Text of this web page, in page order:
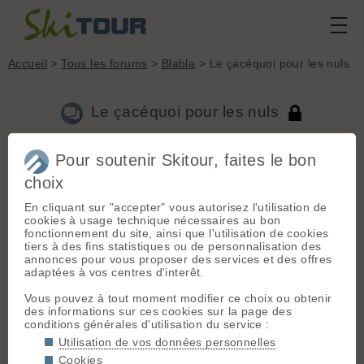
Accueil >Tous les forums > Blabla > Le çacéquoi pour les nuls
Le çacéquoi pour les nuls
Aller à la page :
Nouveau sujet
Voir tous les sujets Chercher Archives
Y
Yom05[1216posts] - Le 01/09/2011 19:52
De 2 Suisses ???
sebo73- Le 01/09/2011 21:06
skieur et raquettiste?
Pour soutenir Skitour, faites le bon
choix
En cliquant sur "accepter" vous autorisez l'utilisation de
cookies à usage technique nécessaires au bon
fonctionnement du site, ainsi que l'utilisation de cookies
tiers à des fins statistiques ou de personnalisation des
annonces pour vous proposer des services et des offres
adaptées à vos centres d'interêt.
Vous pouvez à tout moment modifier ce choix ou obtenir
des informations sur ces cookies sur la page des
conditions générales d'utilisation du service :
Utilisation de vos données personnelles
Cookies